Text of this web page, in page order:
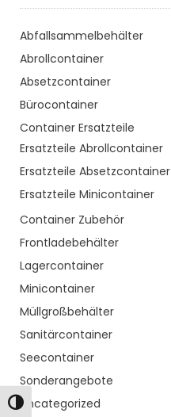
Toggle High Contrast
Abfallsammelbehälter
Abrollcontainer
Absetzcontainer
Bürocontainer
Container Ersatzteile
Ersatzteile Abrollcontainer
Ersatzteile Absetzcontainer
Ersatzteile Minicontainer
Container Zubehör
Frontladebehälter
Lagercontainer
Minicontainer
Müllgroßbehälter
Sanitärcontainer
Seecontainer
Sonderangebote
Uncategorized